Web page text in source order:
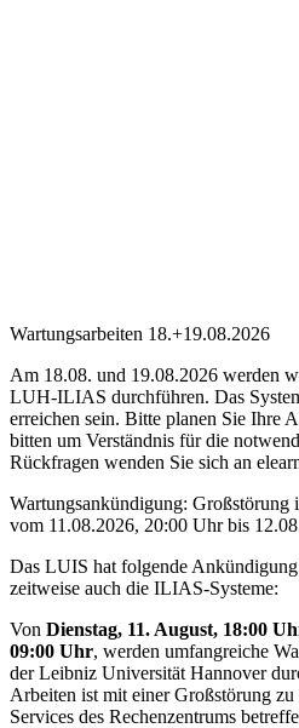
Wartungsarbeiten 18.+19.08.2026
Am 18.08. und 19.08.2026 werden
LUH-ILIAS durchführen. Das
erreichen sein. Bitte planen Sie Ihre
bitten um Verständnis für die
Rückfragen wenden Sie sich an
Wartungsankündigung: Großstörung
vom 11.08.2026, 20:00 Uhr bis
Das LUIS hat folgende
zeitweise auch die ILIAS-Systeme:
Von Dienstag, 11. August, 18:00
09:00 Uhr, werden umfangreiche
der Leibniz Universität Hannover
Arbeiten ist mit einer Großstörung zu
Services des Rechenzentrums